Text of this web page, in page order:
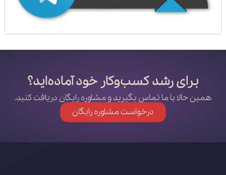
برای رشد کسب‌وکار خود آماده‌اید؟
همین حالا با ما تماس بگیرید و مشاوره رایگان دریافت کنید.
درخواست مشاوره رایگان